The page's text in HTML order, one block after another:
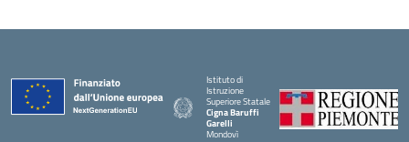
Istituto di
Istruzione
Superiore Statale
Cigna Baruffi
Garelli
Mondovì